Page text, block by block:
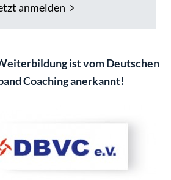
anmelden
ist vom Deutschen
Coaching anerkannt!